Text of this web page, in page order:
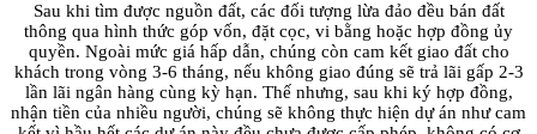
Sau khi tìm được nguồn đất, các đối tượng lừa đảo đều bán đất
thông qua hình thức góp vốn, đặt cọc, vi bằng hoặc hợp đồng ủy
quyền. Ngoài mức giá hấp dẫn, chúng còn cam kết giao đất cho
khách trong vòng 3-6 tháng, nếu không giao đúng sẽ trả lãi gấp 2-3
lần lãi ngân hàng cùng kỳ hạn. Thế nhưng, sau khi ký hợp đồng,
nhận tiền của nhiều người, chúng sẽ không thực hiện dự án như cam